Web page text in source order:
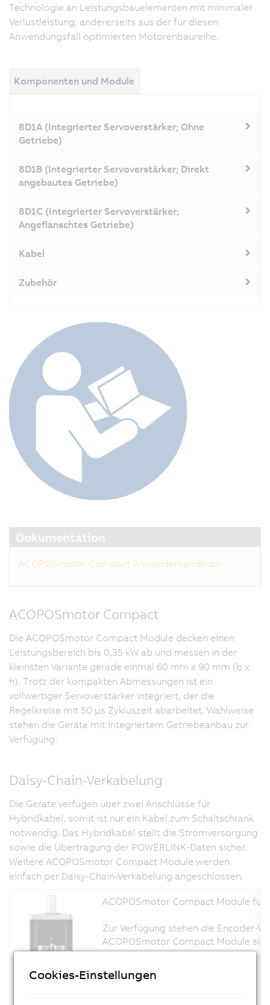
Technologie an Leistungsbauelementen mit minimaler
Verlustleistung, andererseits aus der für diesen
Anwendungsfall optimierten Motorenbaureihe.
Komponenten und Module
8D1A (Integrierter Servoverstärker; Ohne
Getriebe)
8D1B (Integrierter Servoverstärker; Direkt
angebautes Getriebe)
8D1C (Integrierter Servoverstärker;
Angeflanschtes Getriebe)
Kabel
Zubehör
Dokumentation
ACOPOSmotor Compact Anwenderhandbuch
ACOPOSmotor Compact
Die ACOPOSmotor Compact Module decken einen
Leistungsbereich bis 0,35 kW ab und messen in der
kleinsten Variante gerade einmal 60 mm x 90 mm (b x
h). Trotz der kompakten Abmessungen ist ein
vollwertiger Servoverstärker integriert, der die
Regelkreise mit 50 μs Zykluszeit abarbeitet. Wahlweise
stehen die Geräte mit integriertem Getriebeanbau zur
Verfügung.
Daisy-Chain-Verkabelung
Die Geräte verfügen über zwei Anschlüsse für
Hybridkabel, somit ist nur ein Kabel zum Schaltschrank
notwendig. Das Hybridkabel stellt die Stromversorgung
sowie die Übertragung der POWERLINK-Daten sicher.
Weitere ACOPOSmotor Compact Module werden
einfach per Daisy-Chain-Verkabelung angeschlossen.
ACOPOSmotor Compact Module
Zur Verfügung stehen die Encoder-
ACOPOSmotor Compact Module
Cookies-Einstellungen